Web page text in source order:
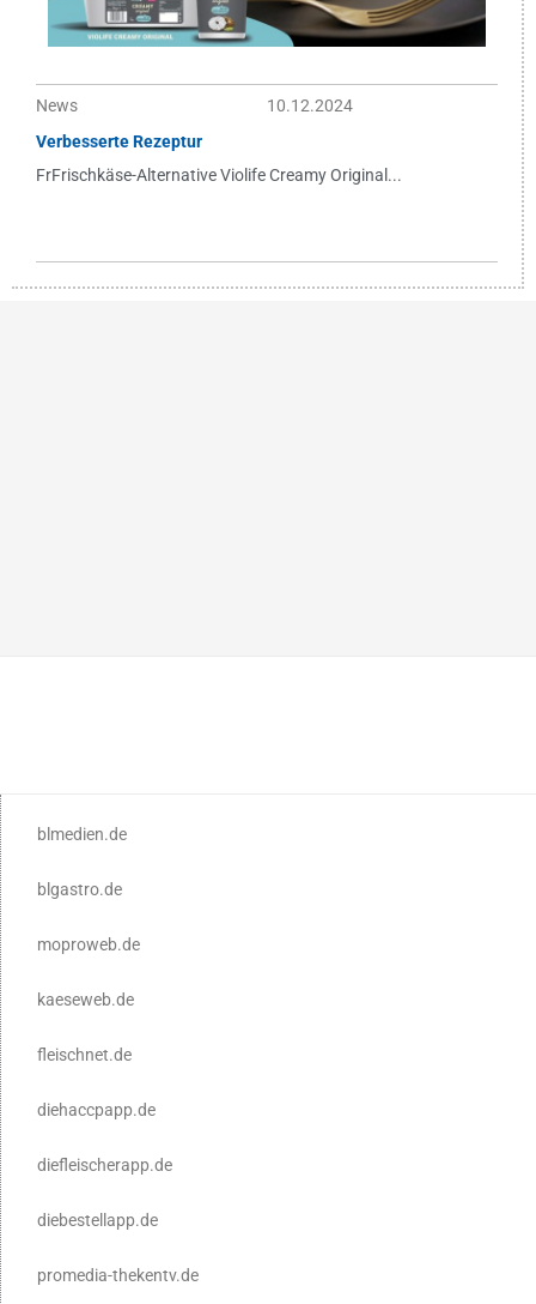
News
10.12.2024
Verbesserte Rezeptur
FrFrischkäse-Alternative Violife Creamy Original...
blmedien.de
blgastro.de
moproweb.de
kaeseweb.de
fleischnet.de
diehaccpapp.de
diefleischerapp.de
diebestellapp.de
promedia-thekentv.de